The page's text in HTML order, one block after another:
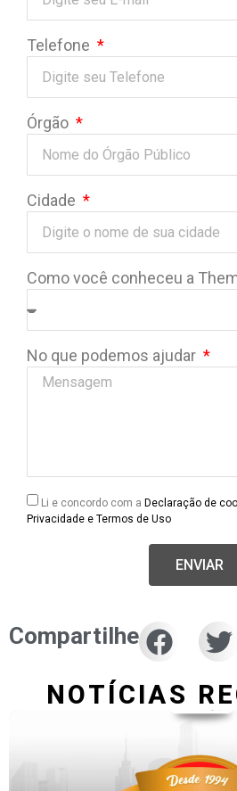
Telefone
Órgão
Cidade
Como você conheceu a
No que podemos ajudar
Li e concordo com a Declaração de
Privacidade e Termos de Uso
ENVIAR
Compartilhe
NOTÍCIAS